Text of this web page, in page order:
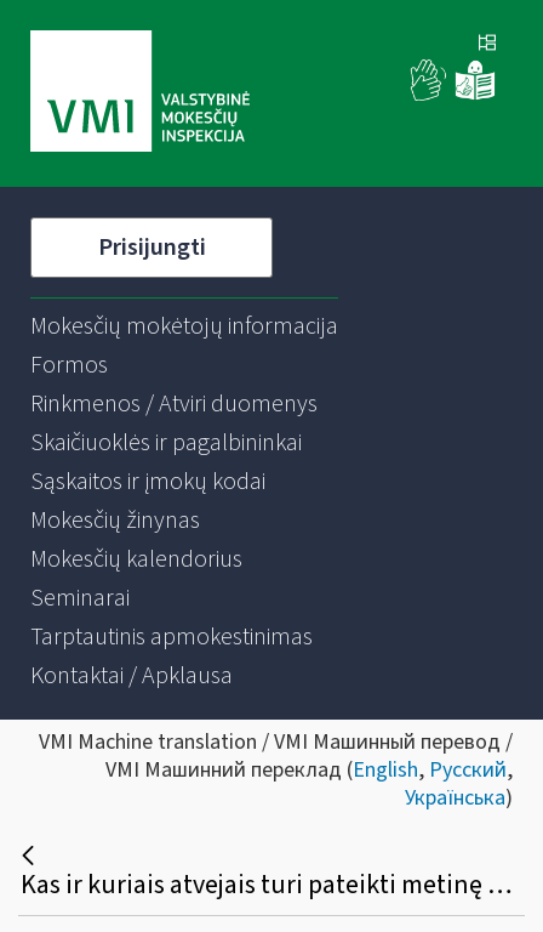
Prisijungti
Mokesčių mokėtojų informacija
Formos
Rinkmenos / Atviri duomenys
Skaičiuoklės ir pagalbininkai
Sąskaitos ir įmokų kodai
Mokesčių žinynas
Mokesčių kalendorius
Seminarai
Tarptautinis apmokestinimas
Kontaktai / Apklausa
VMI Machine translation / VMI Машинный перевод /
VMI Машинний переклад (English, Русский,
Українська)
Kas ir kuriais atvejais turi pateikti metinę PVM deklaraciją (forma FR0516)?